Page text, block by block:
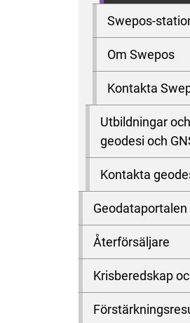
Swepos-
Om Swepos
Kontakta
Utbildningar
geodesi och
Kontakta
Geodataportalen
Återförsäljare
Krisberedskap